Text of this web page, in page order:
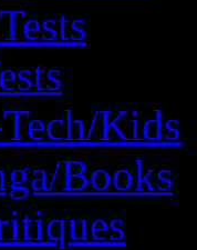
Kids
Books